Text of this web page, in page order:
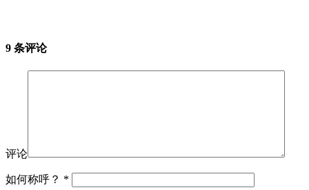
9 条评论
评论
如何称呼？ *